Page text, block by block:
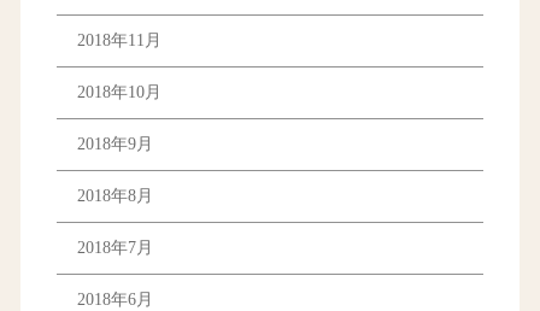
2018年11月
2018年10月
2018年9月
2018年8月
2018年7月
2018年6月